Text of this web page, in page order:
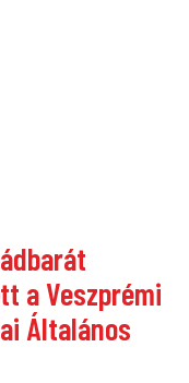
a Veszprémi
Általános